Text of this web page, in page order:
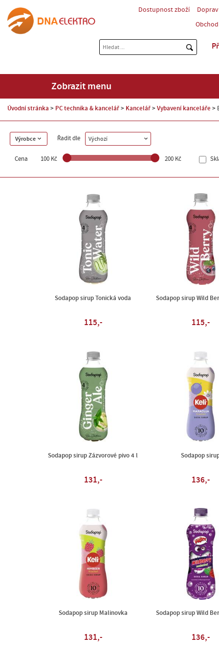
Dostupnost zboží
Zobrazit menu
Úvodní stránka PC technika & kancelář Kancelář Vybavení kanceláře
Výrobce Řadit dle Výchozí
Cena 100 Kč 200 Kč
Sodapop sirup Tonická voda
115,-
Sodapop sirup Wild
115,-
Sodapop sirup Zázvorové pivo 4 l
131,-
Sodapop
136,-
Sodapop sirup Malinovka
131,-
Sodapop sirup Wild
136,-